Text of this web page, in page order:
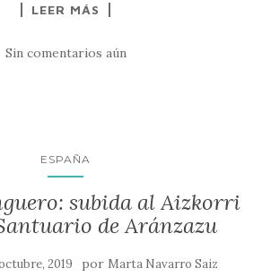
LEER MÁS
Sin comentarios aún
ESPAÑA
subida al Aizkorri
de Aránzazu
2019 por Marta Navarro Saiz